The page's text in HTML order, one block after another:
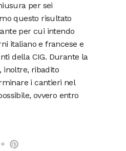
per sei
questo risultato
per cui intendo
italiano e francese e
della CIG. Durante la
inoltre, ribadito
i cantieri nel
ovvero entro